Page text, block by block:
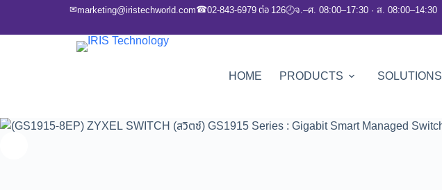
✉marketing@iristechworld.com☎02-843-6979 ต่อ 126🕘จ.–ศ. 08:00–17:30 · ส. 08:00–14:30
HOME PRODUCTS SOLUTIONS